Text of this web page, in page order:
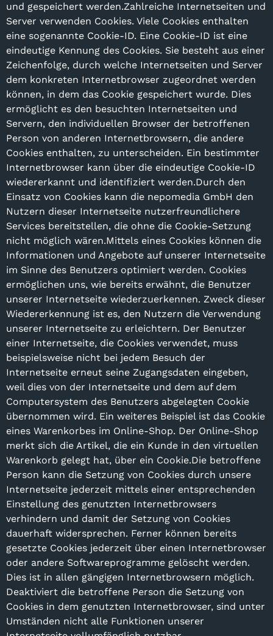
und gespeichert werden.Zahlreiche Internetseiten und
Server verwenden Cookies. Viele Cookies enthalten
eine sogenannte Cookie-ID. Eine Cookie-ID ist eine
eindeutige Kennung des Cookies. Sie besteht aus einer
Zeichenfolge, durch welche Internetseiten und Server
dem konkreten Internetbrowser zugeordnet werden
können, in dem das Cookie gespeichert wurde. Dies
ermöglicht es den besuchten Internetseiten und
Servern, den individuellen Browser der betroffenen
Person von anderen Internetbrowsern, die andere
Cookies enthalten, zu unterscheiden. Ein bestimmter
Internetbrowser kann über die eindeutige Cookie-ID
wiedererkannt und identifiziert werden.Durch den
Einsatz von Cookies kann die nepomedia GmbH den
Nutzern dieser Internetseite nutzerfreundlichere
Services bereitstellen, die ohne die Cookie-Setzung
nicht möglich wären.Mittels eines Cookies können die
Informationen und Angebote auf unserer Internetseite
im Sinne des Benutzers optimiert werden. Cookies
ermöglichen uns, wie bereits erwähnt, die Benutzer
unserer Internetseite wiederzuerkennen. Zweck dieser
Wiedererkennung ist es, den Nutzern die Verwendung
unserer Internetseite zu erleichtern. Der Benutzer
einer Internetseite, die Cookies verwendet, muss
beispielsweise nicht bei jedem Besuch der
Internetseite erneut seine Zugangsdaten eingeben,
weil dies von der Internetseite und dem auf dem
Computersystem des Benutzers abgelegten Cookie
übernommen wird. Ein weiteres Beispiel ist das Cookie
eines Warenkorbes im Online-Shop. Der Online-Shop
merkt sich die Artikel, die ein Kunde in den virtuellen
Warenkorb gelegt hat, über ein Cookie.Die betroffene
Person kann die Setzung von Cookies durch unsere
Internetseite jederzeit mittels einer entsprechenden
Einstellung des genutzten Internetbrowsers
verhindern und damit der Setzung von Cookies
dauerhaft widersprechen. Ferner können bereits
gesetzte Cookies jederzeit über einen Internetbrowser
oder andere Softwareprogramme gelöscht werden.
Dies ist in allen gängigen Internetbrowsern möglich.
Deaktiviert die betroffene Person die Setzung von
Cookies in dem genutzten Internetbrowser, sind unter
Umständen nicht alle Funktionen unserer